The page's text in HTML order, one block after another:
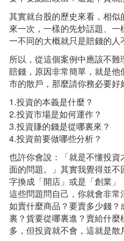
其實就台股的歷史來看，相
來一次，一樣的先炒話題、
一不同的大概就只是賠錢的人
所以，從這個案例中應該不
賠錢，原因非常簡單，就是
市的散戶，那麼請你務必要好
1.投資的本義是什麼？
2.投資市場是如何運作？
3.投資賺的錢是從哪裏來？
4.投資前要做哪些分析？
也許你會說：「就是不懂投
面的問題。」其實我覺得並
字換成「開店」或是「創業
這些問題問自己，你就會非
如賣什麼商品？要賣多少錢
裏？貨要從哪裏進？賣給什
多，但投資就不會，這就是散